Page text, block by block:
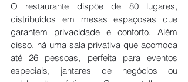
O restaurante dispõe de 80 lugares,
distribuídos em mesas espaçosas que
garantem privacidade e conforto. Além
disso, há uma sala privativa que acomoda
até 26 pessoas, perfeita para eventos
especiais, jantares de negócios ou